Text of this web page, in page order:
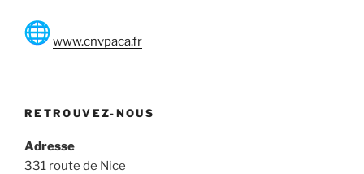
www.cnvpaca.fr
RETROUVEZ-NOUS
Adresse
331 route de Nice